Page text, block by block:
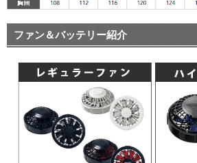
ファン＆バッテリー紹介